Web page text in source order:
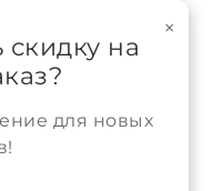
×
скидку на
для новых